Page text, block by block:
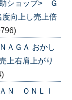
ショップ> Ｇ
度向上し売上倍
ＡＧＡ おかし
上右肩上がり
Ｎ ＯＮＬＩ